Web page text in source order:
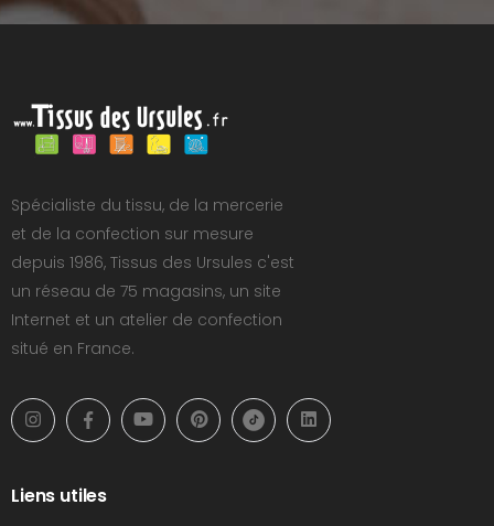
Spécialiste du tissu, de la mercerie
et de la confection sur mesure
depuis 1986, Tissus des Ursules c'est
un réseau de 75 magasins, un site
Internet et un atelier de confection
situé en France.
Liens utiles